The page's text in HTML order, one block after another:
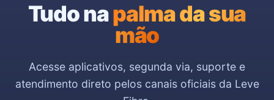
Tudo napalma da sua
mão
Acesse aplicativos, segunda via, suporte e
atendimento direto pelos canais oficiais da Leve